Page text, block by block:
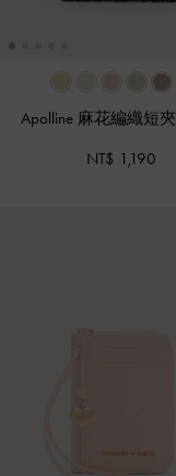
Apolline 麻花編織短夾
NT$ 1,190